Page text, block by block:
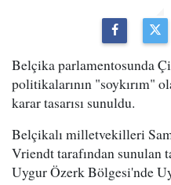
Belçika parlamentosunda
politikalarının "soykırım"
karar tasarısı sunuldu.
Belçikalı milletvekilleri
Vriendt tarafından sunulan
Uygur Özerk Bölgesi'nde